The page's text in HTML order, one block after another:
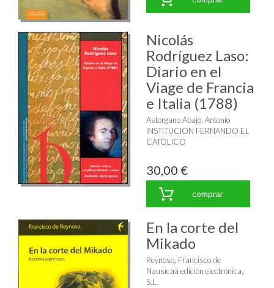
Nicolás
Rodríguez Laso:
Diario en el
Viage de Francia
e Italia (1788)
Astorgano Abajo, Antonio
INSTITUCION FERNANDO EL
CATOLICO
30,00 €
comprar
En la corte del
Mikado
Reynoso, Francisco de
Nausicaä edición electrónica,
S.L.